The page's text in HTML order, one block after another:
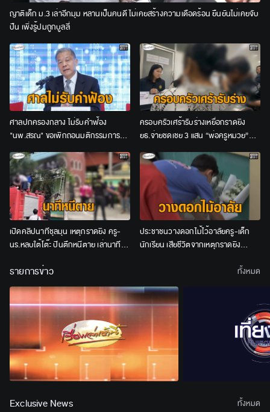
ญาติเด็ก ม.3 เล่าอีกมุม หลานเป็นคนดี ไม่เคยสร้างความเดือดร้อน ยืนยันไม่เคยจับ
ปืน เพิ่งรู้ปมถูกบูลลี่
ศาลปกครองกลาง ไม่รับคำฟ้อง
"นพ.สรณ" ขอเพิกถอนมติกรรมการ
สรรหาฯ ปมคุณสมบัติประธาน กสทช.
ครอบครัวเศร้ารับร่างเหยื่อกราดยิง
ยธ.จ่ายชดเชย 3 แสน “พ่อครูหมวย”
สะอื้นเอาชีวิตลูกคืนมา
เปิดคลิปนาทีชุลมุน เหตุกราดยิง ครู-
นร.หลบใต้โต๊ะ ปีนตึกหนีตาย เล่านาที
ประชาชนวางดอกไม้ไว้อาลัยครู-เด็ก
นักเรียน เสียชีวิตจากเหตุกราดยิง
รายการข่าว ทั้งหมด
Exclusive News ทั้งหมด